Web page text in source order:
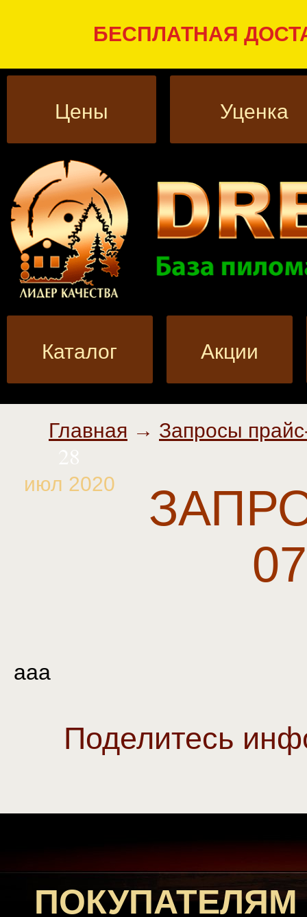
БЕСПЛАТНАЯ
Цены Уценка
Каталог Акции
Главная → Запросы
июл 2020
aaa
Поделитесь
ПОКУПАТЕЛЯМ